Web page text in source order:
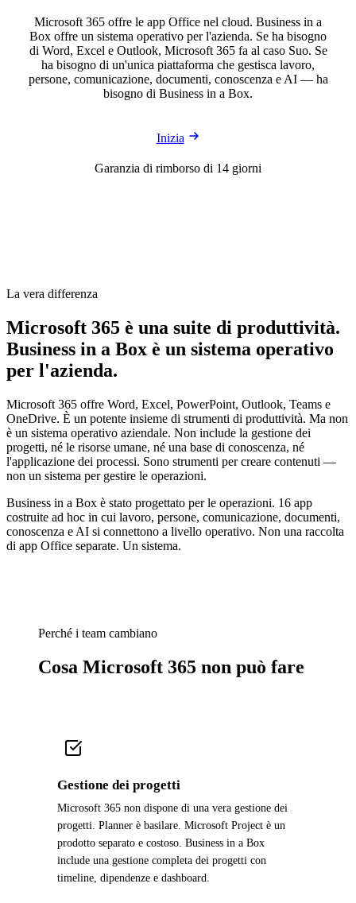
Microsoft 365 offre le app Office nel cloud. Business in a
Box offre un sistema operativo per l'azienda. Se ha bisogno
di Word, Excel e Outlook, Microsoft 365 fa al caso Suo. Se
ha bisogno di un'unica piattaforma che gestisca lavoro,
persone, comunicazione, documenti, conoscenza e AI — ha
bisogno di Business in a Box.
Inizia
Garanzia di rimborso di 14 giorni
La vera differenza
Microsoft 365 è una suite di produttività.
Business in a Box è un sistema operativo
per l'azienda.
Microsoft 365 offre Word, Excel, PowerPoint, Outlook, Teams e
OneDrive. È un potente insieme di strumenti di produttività. Ma non
è un sistema operativo aziendale. Non include la gestione dei
progetti, né le risorse umane, né una base di conoscenza, né
l'applicazione dei processi. Sono strumenti per creare contenuti —
non un sistema per gestire le operazioni.
Business in a Box è stato progettato per le operazioni. 16 app
costruite ad hoc in cui lavoro, persone, comunicazione, documenti,
conoscenza e AI si connettono a livello operativo. Non una raccolta
di app Office separate. Un sistema.
Perché i team cambiano
Cosa Microsoft 365 non può fare
Gestione dei progetti
Microsoft 365 non dispone di una vera gestione dei
progetti. Planner è basilare. Microsoft Project è un
prodotto separato e costoso. Business in a Box
include una gestione completa dei progetti con
timeline, dipendenze e dashboard.